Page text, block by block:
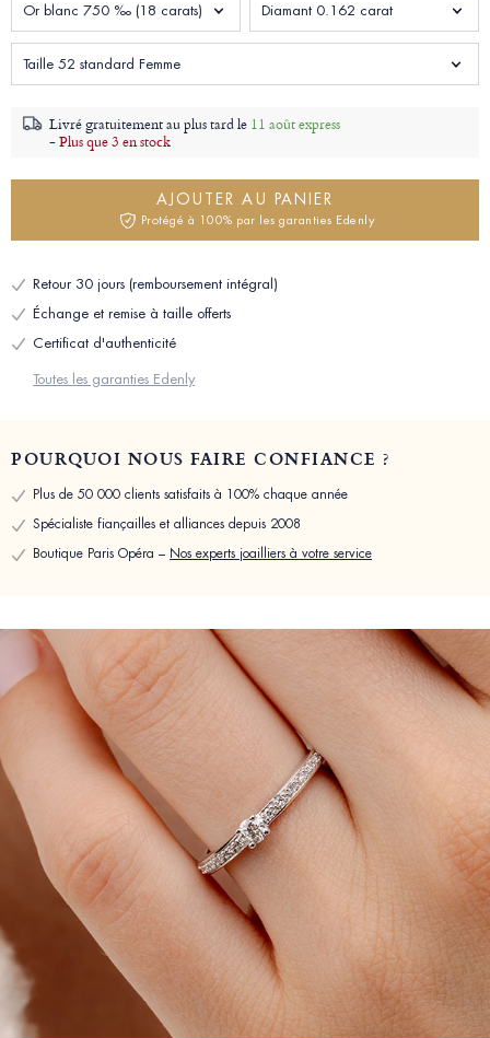
Or blanc 750 ‰ (18 carats) Diamant 0.162 carat
Taille 52 standard Femme
Livré gratuitement au plus tard le 11 août express
-Plus que 3 en stock
AJOUTER AU PANIER
Protégé à 100% par les garanties Edenly
Retour 30 jours (remboursement intégral)
Échange et remise à taille offerts
Certificat d'authenticité
Toutes les garanties Edenly
POURQUOI NOUS FAIRE CONFIANCE ?
Plus de 50 000 clients satisfaits à 100% chaque année
Spécialiste fiançailles et alliances depuis 2008
Boutique Paris Opéra – Nos experts joailliers à votre service